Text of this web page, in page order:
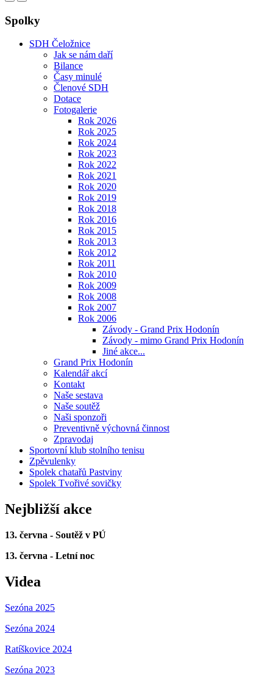
Spolky
SDH Čeložnice
Jak se nám daří
Bilance
Časy minulé
Členové SDH
Dotace
Fotogalerie
Rok 2026
Rok 2025
Rok 2024
Rok 2023
Rok 2022
Rok 2021
Rok 2020
Rok 2019
Rok 2018
Rok 2016
Rok 2015
Rok 2013
Rok 2012
Rok 2011
Rok 2010
Rok 2009
Rok 2008
Rok 2007
Rok 2006
Závody - Grand Prix Hodonín
Závody - mimo Grand Prix Hodonín
Jiné akce...
Grand Prix Hodonín
Kalendář akcí
Kontakt
Naše sestava
Naše soutěž
Naši sponzoři
Preventivně výchovná činnost
Zpravodaj
Sportovní klub stolního tenisu
Zpěvulenky
Spolek chatařů Pastviny
Spolek Tvořivé sovičky
Nejbližší akce
13. června - Soutěž v PÚ
13. června - Letní noc
Videa
Sezóna 2025
Sezóna 2024
Ratíškovice 2024
Sezóna 2023